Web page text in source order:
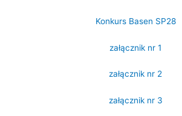
Konkurs Basen SP28
załącznik nr 1
załącznik nr 2
załącznik nr 3